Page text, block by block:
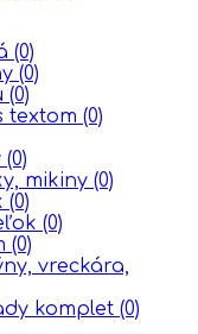
(0)
(0)
(0)
textom (0)
(0)
mikiny (0)
(0)
(0)
(0)
vreckára,
komplet (0)